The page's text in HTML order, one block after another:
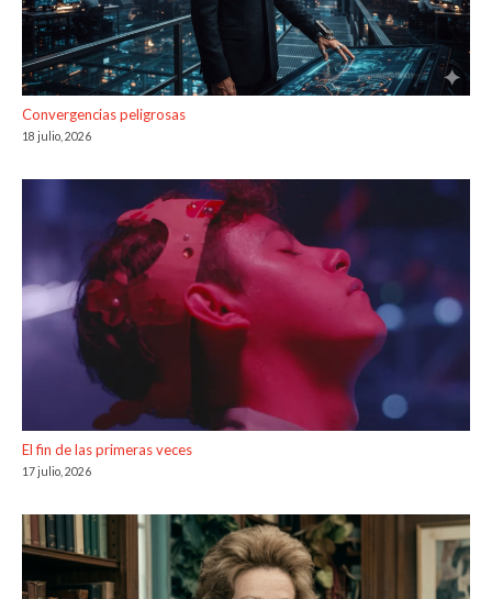
Convergencias peligrosas
18 julio, 2026
El fin de las primeras veces
17 julio, 2026